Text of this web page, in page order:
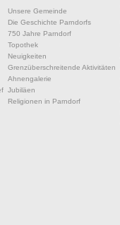
Unsere Gemeinde
Die Geschichte Parndorfs
750 Jahre Parndorf
Topothek
Neuigkeiten
Grenzüberschreitende Aktivitäten
Ahnengalerie
Jubiläen
Religionen in Parndorf